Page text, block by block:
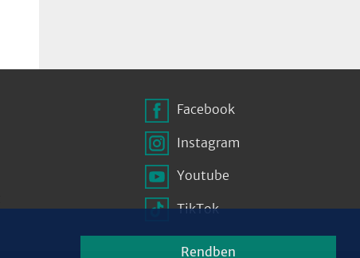
Facebook
Instagram
Youtube
TikTok
Rendben